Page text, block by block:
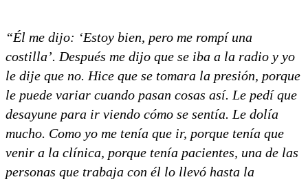
“Él me dijo: ‘Estoy bien, pero me rompí una
costilla’. Después me dijo que se iba a la radio y yo
le dije que no. Hice que se tomara la presión, porque
le puede variar cuando pasan cosas así. Le pedí que
desayune para ir viendo cómo se sentía. Le dolía
mucho. Como yo me tenía que ir, porque tenía que
venir a la clínica, porque tenía pacientes, una de las
personas que trabaja con él lo llevó hasta la